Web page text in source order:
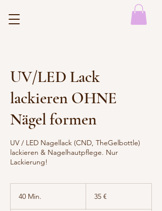
UV/LED Lack
lackieren OHNE
Nägel formen
UV / LED Nagellack (CND, TheGelbottle)
lackieren & Nagelhautpflege. Nur
Lackierung!
40 Min. 35 €